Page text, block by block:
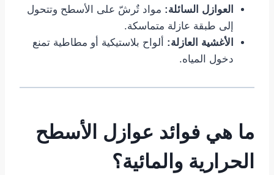
العوازل السائلة: مواد تٌرشّ على الأسطح وتتحول
إلى طبقة عازلة متماسكة.
الأغشية العازلة: ألواح بلاستيكية أو مطاطية تمنع
دخول المياه.
ما هي فوائد عوازل الأسطح
الحرارية والمائية؟